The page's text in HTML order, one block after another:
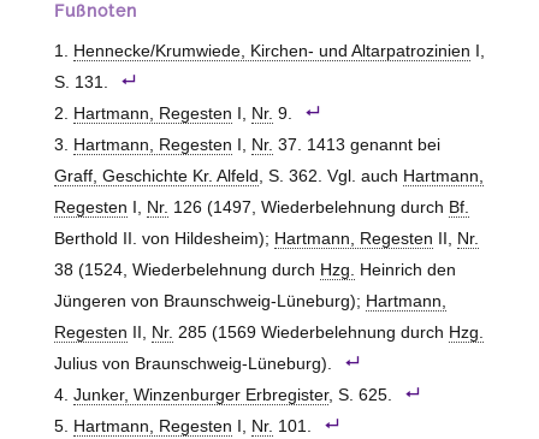
Fußnoten
Hennecke/Krumwiede, Kirchen- und Altarpatrozinien I,
S. 131.
Hartmann, Regesten I, Nr. 9.
Hartmann, Regesten I, Nr. 37. 1413 genannt bei
Graff, Geschichte Kr. Alfeld , S. 362. Vgl. auch Hartmann,
Regesten I, Nr. 126 (1497, Wiederbelehnung durch Bf.
Berthold II. von Hildesheim); Hartmann, Regesten II, Nr.
38 (1524, Wiederbelehnung durch Hzg. Heinrich den
Jüngeren von Braunschweig-Lüneburg); Hartmann,
Regesten II, Nr. 285 (1569 Wiederbelehnung durch Hzg.
Julius von Braunschweig-Lüneburg).
Junker, Winzenburger Erbregister, S. 625.
Hartmann, Regesten I, Nr. 101.